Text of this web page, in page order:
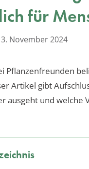
für
3. November 2024
Pflanzenfreunden
Artikel gibt
ausgeht und welche